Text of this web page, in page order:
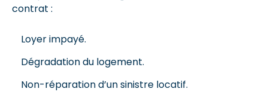
contrat :
Loyer impayé.
Dégradation du logement.
Non-réparation d’un sinistre locatif.